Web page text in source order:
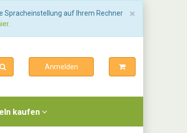
×
Spracheinstellung auf Ihrem Rechner
Anmelden
kaufen